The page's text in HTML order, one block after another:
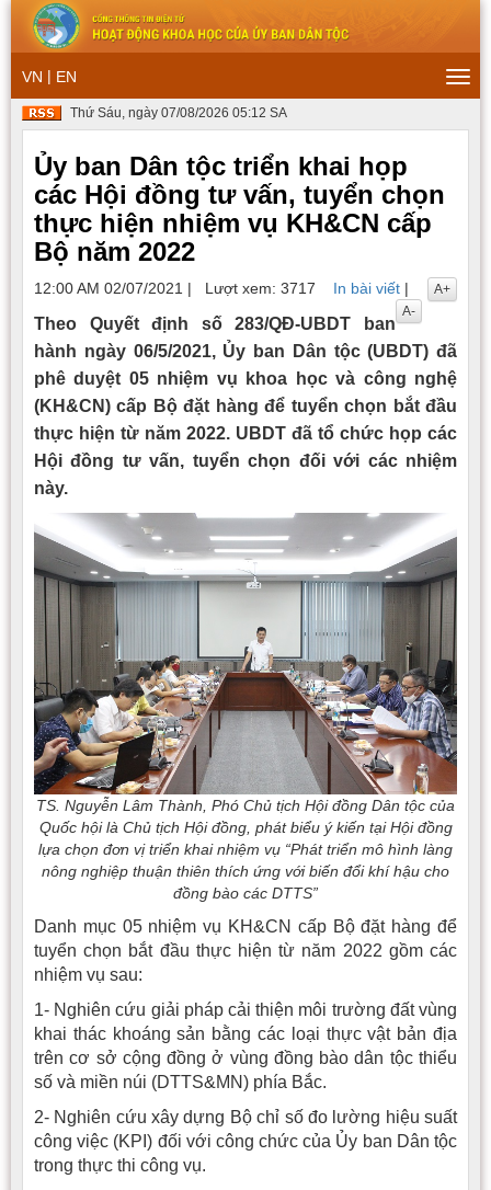
VN | EN
Thứ Sáu, ngày 07/08/2026 05:12 SA
Ủy ban Dân tộc triển khai họp
các Hội đồng tư vấn, tuyển chọn
thực hiện nhiệm vụ KH&CN cấp
Bộ năm 2022
12:00 AM 02/07/2021 | Lượt xem: 3717 In bài viết |
A+
A-
Theo Quyết định số 283/QĐ-UBDT ban
hành ngày 06/5/2021, Ủy ban Dân tộc (UBDT) đã
phê duyệt 05 nhiệm vụ khoa học và công nghệ
(KH&CN) cấp Bộ đặt hàng để tuyển chọn bắt đầu
thực hiện từ năm 2022. UBDT đã tổ chức họp các
Hội đồng tư vấn, tuyển chọn đối với các nhiệm
này.
TS. Nguyễn Lâm Thành, Phó Chủ tịch Hội đồng Dân tộc của
Quốc hội là Chủ tịch Hội đồng, phát biểu ý kiến tại Hội đồng
lựa chọn đơn vị triển khai nhiệm vụ “Phát triển mô hình làng
nông nghiệp thuận thiên thích ứng với biến đổi khí hậu cho
đồng bào các DTTS”
Danh mục 05 nhiệm vụ KH&CN cấp Bộ đặt hàng để
tuyển chọn bắt đầu thực hiện từ năm 2022 gồm các
nhiệm vụ sau:
1- Nghiên cứu giải pháp cải thiện môi trường đất vùng
khai thác khoáng sản bằng các loại thực vật bản địa
trên cơ sở cộng đồng ở vùng đồng bào dân tộc thiểu
số và miền núi (DTTS&MN) phía Bắc.
2- Nghiên cứu xây dựng Bộ chỉ số đo lường hiệu suất
công việc (KPI) đối với công chức của Ủy ban Dân tộc
trong thực thi công vụ.